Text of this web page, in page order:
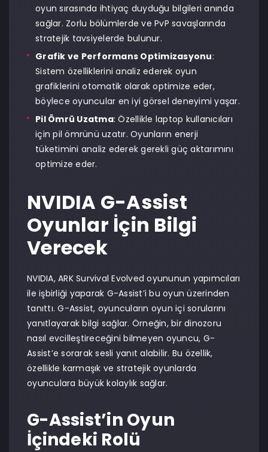
oyun sırasında ihtiyaç duyduğu bilgileri anında
sağlar. Zorlu bölümlerde ve PvP savaşlarında
stratejik tavsiyelerde bulunur.
Grafik ve Performans Optimizasyonu:
Sistem özelliklerini analiz ederek oyun
grafiklerini otomatik olarak optimize eder,
böylece oyuncular en iyi görsel deneyimi yaşar.
Pil Ömrü Uzatma: Özellikle laptop kullanıcıları
için pil ömrünü uzatır. Oyunların enerji
tüketimini analiz ederek gerekli güç aktarımını
optimize eder.
NVIDIA G-Assist
Oyunlar İçin Bilgi
Verecek
NVIDIA, ARK Survival Evolved oyununun yapımcıları
ile işbirliği yaparak G-Assist’i bu oyun üzerinden
tanıttı. G-Assist, oyuncuların oyun içi sorularını
yanıtlayarak bilgi sağlar. Örneğin, bir dinozoru
nasıl evcilleştireceğini bilmeyen oyuncu, G-
Assist’e sorarak sesli yanıt alabilir. Bu özellik,
özellikle karmaşık ve stratejik oyunlarda
oyunculara büyük kolaylık sağlar.
G-Assist’in Oyun
İçindeki Rolü